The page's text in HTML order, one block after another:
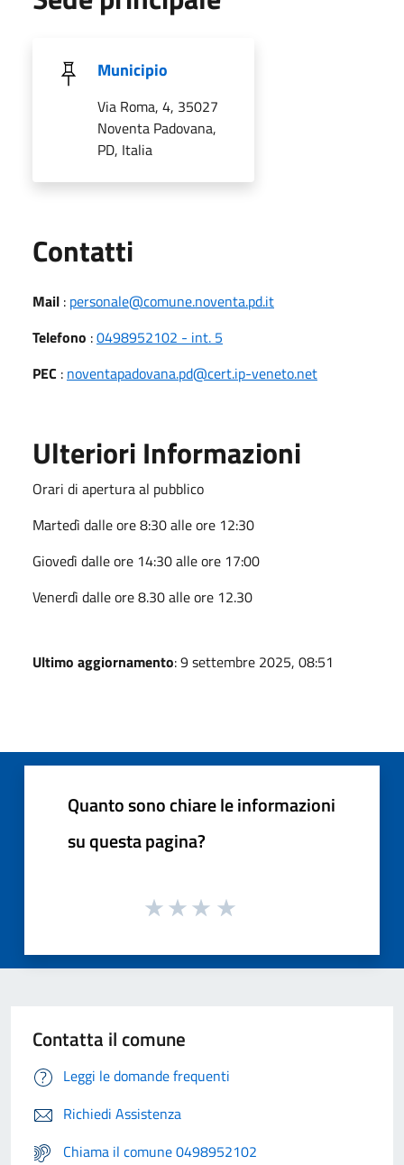
Municipio
Via Roma, 4, 35027
Noventa Padovana,
PD, Italia
Contatti
Mail : personale@comune.noventa.pd.it
Telefono :0498952102 - int. 5
PEC : noventapadovana.pd@cert.ip-veneto.net
Ulteriori Informazioni
Orari di apertura al pubblico
Martedì dalle ore 8:30 alle ore 12:30
Giovedì dalle ore 14:30 alle ore 17:00
Venerdì dalle ore 8.30 alle ore 12.30
Ultimo aggiornamento: 9 settembre 2025, 08:51
Quanto sono chiare le informazioni
su questa pagina?
Contatta il comune
Leggi le domande frequenti
Richiedi Assistenza
Chiama il comune 0498952102